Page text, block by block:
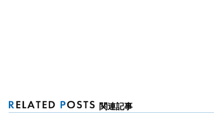
関連記事